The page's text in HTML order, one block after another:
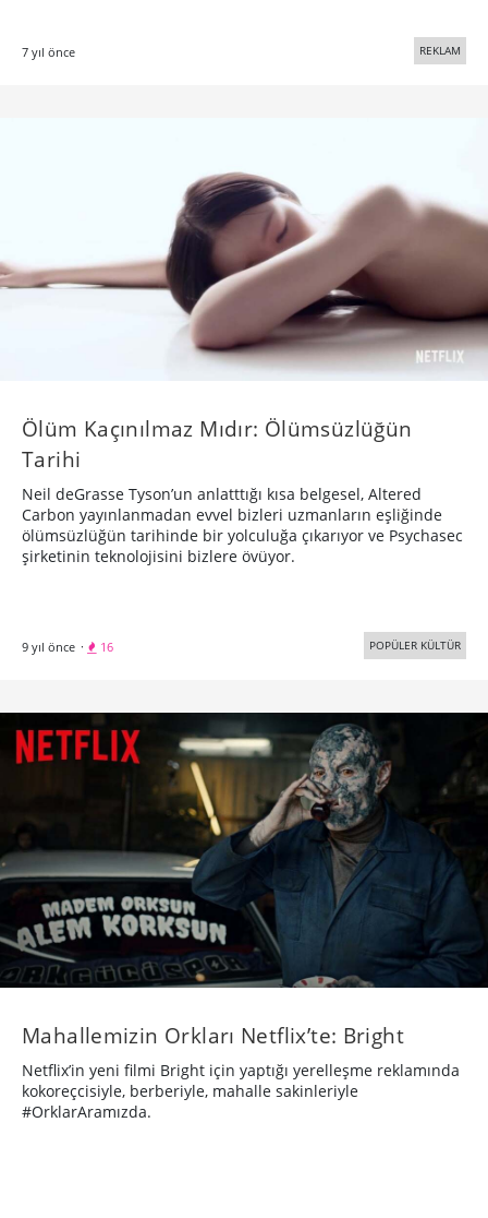
7 yıl önce REKLAM
Ölüm Kaçınılmaz Mıdır: Ölümsüzlüğün
Tarihi
Neil deGrasse Tyson’un anlatttığı kısa belgesel, Altered
Carbon yayınlanmadan evvel bizleri uzmanların eşliğinde
ölümsüzlüğün tarihinde bir yolculuğa çıkarıyor ve Psychasec
şirketinin teknolojisini bizlere övüyor.
9 yıl önce · 16 POPÜLER KÜLTÜR
Mahallemizin Orkları Netflix’te: Bright
Netflix’in yeni filmi Bright için yaptığı yerelleşme reklamında
kokoreçcisiyle, berberiyle, mahalle sakinleriyle
#OrklarAramızda.